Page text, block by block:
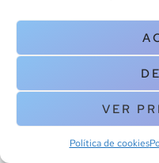
VER
Política de cookies
Copyright © 2025 Canoa
cookies